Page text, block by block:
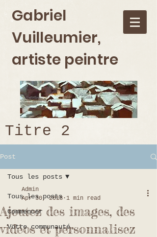
Gabriel
Vuilleumier,
artiste peintre
Titre 2
Post
Tous les posts
Commencer
Votre communauté
Tous les posts
Ajoutez des images, des
vidéos et personnalisez
Admin
Apr 30, 2018 1 min read